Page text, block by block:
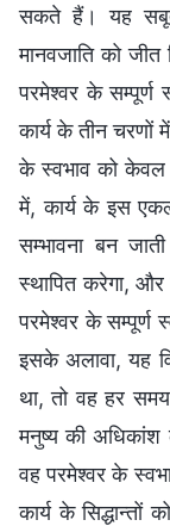
सकते हैं। यह
मानवजाति को
परमेश्वर के सम्पूर्ण
कार्य के तीन
के स्वभाव को
में, कार्य के इस
सम्भावना बन
स्थापित करेगा,
परमेश्वर के सम्पूर्ण
इसके अलावा, यह
था, तो वह हर
मनुष्य की अधिकांश
वह परमेश्वर के
कार्य के सिद्धान्तों